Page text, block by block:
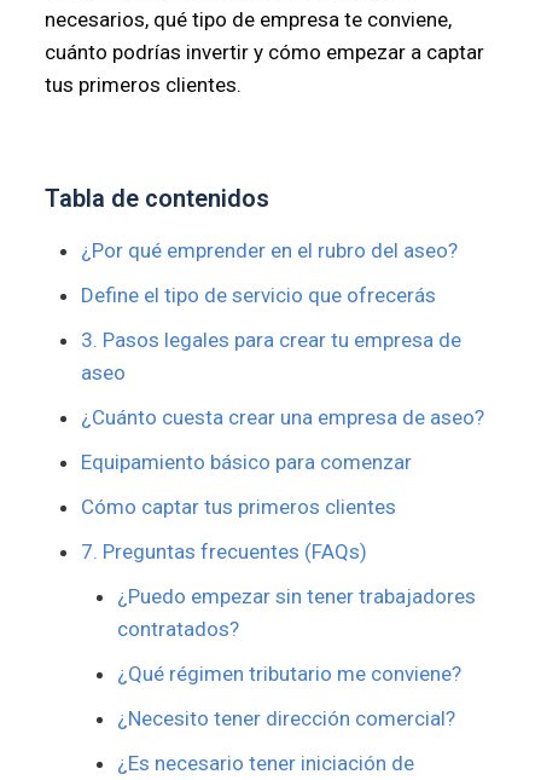
necesarios, qué tipo de empresa te conviene,
cuánto podrías invertir y cómo empezar a captar
tus primeros clientes.
Tabla de contenidos
¿Por qué emprender en el rubro del aseo?
Define el tipo de servicio que ofrecerás
3. Pasos legales para crear tu empresa de
aseo
¿Cuánto cuesta crear una empresa de aseo?
Equipamiento básico para comenzar
Cómo captar tus primeros clientes
7. Preguntas frecuentes (FAQs)
¿Puedo empezar sin tener trabajadores
contratados?
¿Qué régimen tributario me conviene?
¿Necesito tener dirección comercial?
¿Es necesario tener iniciación de